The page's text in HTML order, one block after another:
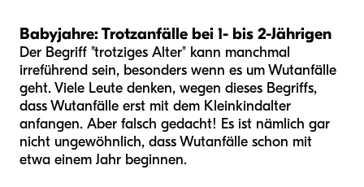
Babyjahre: Trotzanfälle bei 1- bis 2-Jährigen
Der Begriff "trotziges Alter" kann manchmal
irreführend sein, besonders wenn es um Wutanfälle
geht. Viele Leute denken, wegen dieses Begriffs,
dass Wutanfälle erst mit dem Kleinkindalter
anfangen. Aber falsch gedacht! Es ist nämlich gar
nicht ungewöhnlich, dass Wutanfälle schon mit
etwa einem Jahr beginnen.